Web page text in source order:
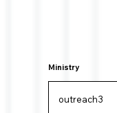
Ministry